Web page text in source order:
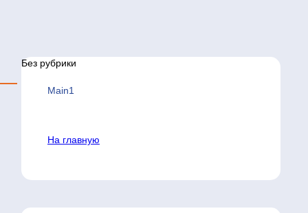
Без рубрики
Main1
На главную